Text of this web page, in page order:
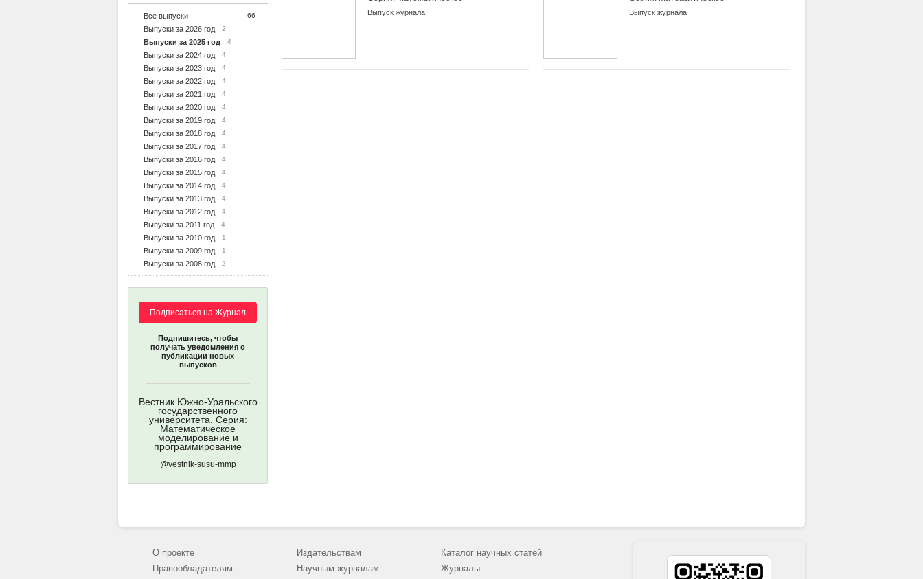
Все выпуски 66
Выпуски за 2026 год 2
Выпуски за 2025 год 4
Выпуски за 2024 год 4
Выпуски за 2023 год 4
Выпуски за 2022 год 4
Выпуски за 2021 год 4
Выпуски за 2020 год 4
Выпуски за 2019 год 4
Выпуски за 2018 год 4
Выпуски за 2017 год 4
Выпуски за 2016 год 4
Выпуски за 2015 год 4
Выпуски за 2014 год 4
Выпуски за 2013 год 4
Выпуски за 2012 год 4
Выпуски за 2011 год 4
Выпуски за 2010 год 1
Выпуски за 2009 год 1
Выпуски за 2008 год 2
Подписаться на Журнал
Подпишитесь, чтобы
получать уведомления о
публикации новых
выпусков
Вестник Южно-Уральского
государственного
университета. Серия:
Математическое
моделирование и
программирование
@vestnik-susu-mmp
моделирование и
Выпуск журнала
моделирование и
Выпуск журнала
О проекте
Правообладателям
Издательствам
Научным журналам
Каталог научных статей
Журналы